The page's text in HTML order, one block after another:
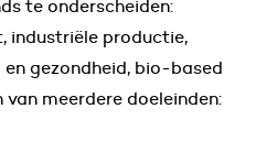
te onderscheiden:
industriële productie,
gezondheid, bio-based
van meerdere doeleinden: